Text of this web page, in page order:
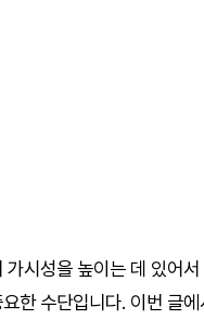
시성을 높이는 데 있어
한 수단입니다. 이번 글